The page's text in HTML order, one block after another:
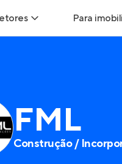
imobiliárias
Para
FML
Construção /